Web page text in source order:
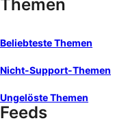
Themen
Beliebteste Themen
Nicht-Support-Themen
Ungelöste Themen
Feeds